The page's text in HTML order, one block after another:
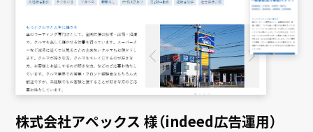
株式会社アペックス 様（indeed広告運用）